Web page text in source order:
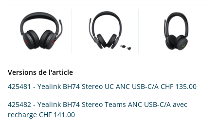
Versions de l'article
425481 - Yealink BH74 Stereo UC ANC USB-C/A CHF 135.00
425482 - Yealink BH74 Stereo Teams ANC USB-C/A avec
recharge CHF 141.00